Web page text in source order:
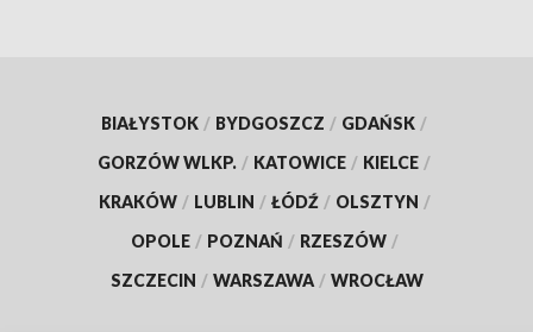
BIAŁYSTOK / BYDGOSZCZ / GDAŃSK /
GORZÓW WLKP. / KATOWICE / KIELCE /
KRAKÓW / LUBLIN / ŁÓDŹ / OLSZTYN /
OPOLE / POZNAŃ / RZESZÓW /
SZCZECIN / WARSZAWA / WROCŁAW